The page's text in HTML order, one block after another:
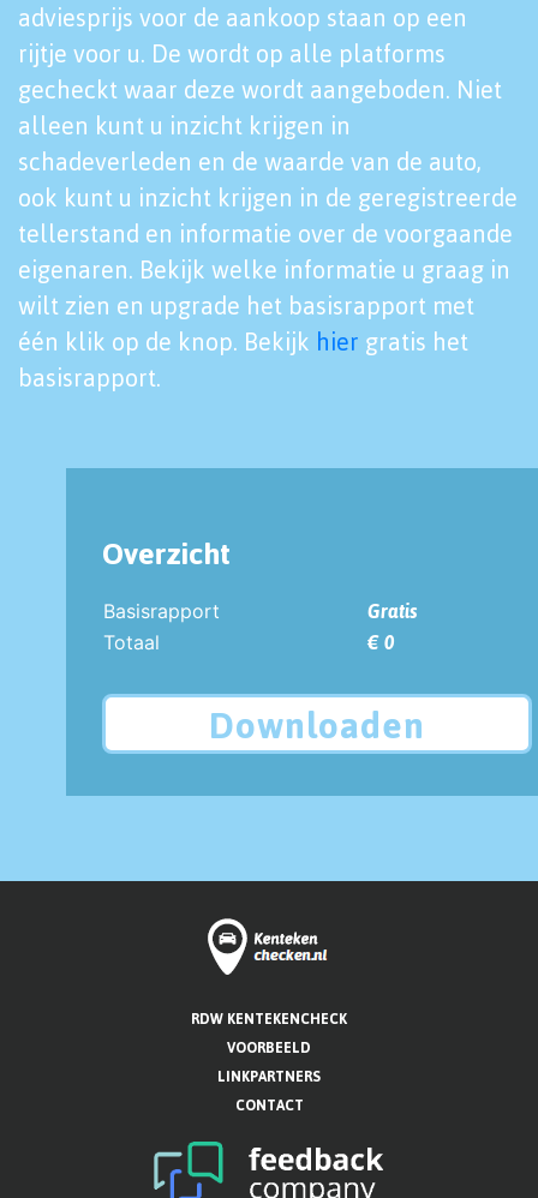
adviesprijs voor de aankoop staan op een
rijtje voor u. De wordt op alle platforms
gecheckt waar deze wordt aangeboden. Niet
alleen kunt u inzicht krijgen in
schadeverleden en de waarde van de auto,
ook kunt u inzicht krijgen in de geregistreerde
tellerstand en informatie over de voorgaande
eigenaren. Bekijk welke informatie u graag in
wilt zien en upgrade het basisrapport met
één klik op de knop. Bekijk hier gratis het
basisrapport.
Overzicht
Basisrapport
Gratis
Totaal
€ 0
Downloaden
RDW KENTEKENCHECK
VOORBEELD
LINKPARTNERS
CONTACT